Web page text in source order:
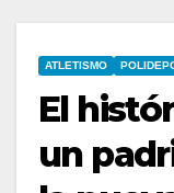
ATLETISMO
El
un